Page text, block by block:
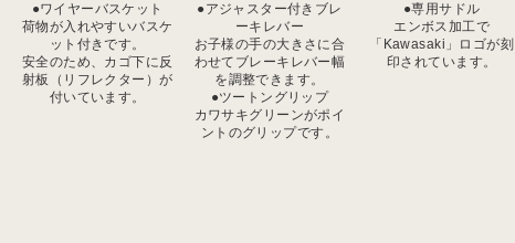
●ワイヤーバスケット
荷物が入れやすいバスケ
ット付きです。
安全のため、カゴ下に反
射板（リフレクター）が
付いています。
●アジャスター付きブレ
ーキレバー
お子様の手の大きさに合
わせてブレーキレバー幅
を調整できます。
●ツートングリップ
カワサキグリーンがポイ
ントのグリップです。
●専用サドル
エンボス加工で
「Kawasaki」ロゴが刻
印されています。